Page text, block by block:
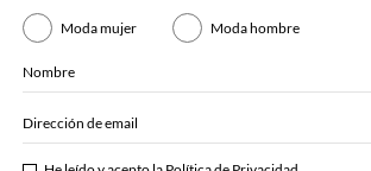
Moda mujer Moda hombre
Nombre
Dirección de email